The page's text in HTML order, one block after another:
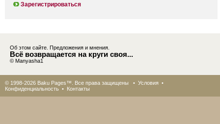
Зарегистрироваться
Об этом сайте. Предложения и мнения.
Всё возвращается на круги своя...
© Manyasha1
© 1998-2026 Baku Pages™. Все права защищены • Условия •
Конфиденциальность • Контакты